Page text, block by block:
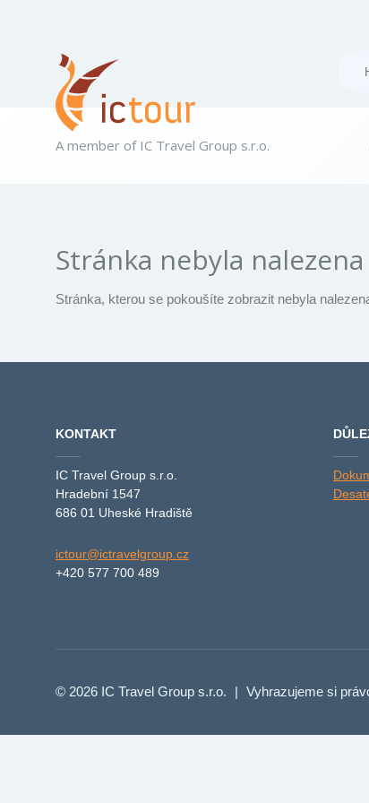
A member of IC Travel Group s.r.o.
Stránka nebyla nalezena
Stránka, kterou se pokoušíte zobrazit nebyla
KONTAKT
IC Travel Group s.r.o.
Hradební 1547
686 01 Uheské Hradiště
ictour@ictravelgroup.cz
+420 577 700 489
© 2026 IC Travel Group s.r.o. | Vyhrazujeme si